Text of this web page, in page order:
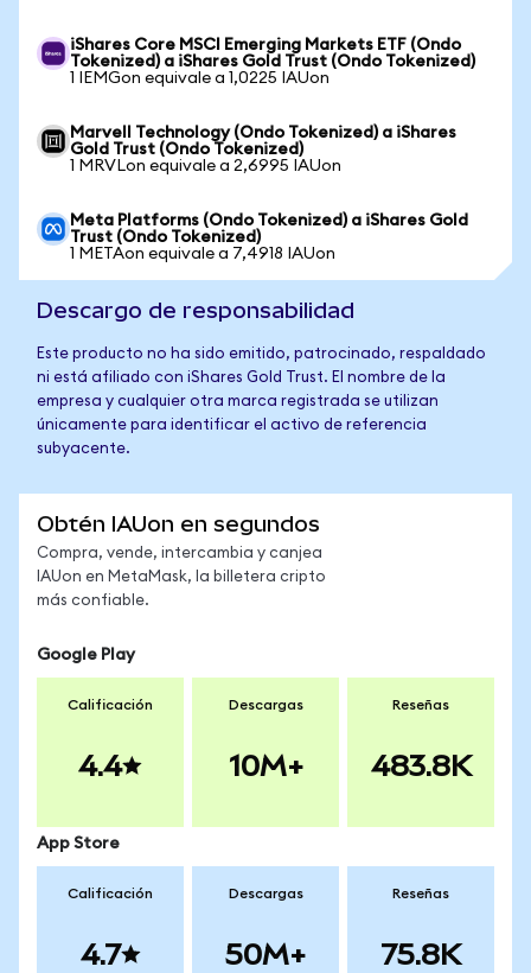
iShares Core MSCI Emerging Markets ETF (Ondo
Tokenized) a iShares Gold Trust (Ondo Tokenized)
1 IEMGon equivale a 1,0225 IAUon
Marvell Technology (Ondo Tokenized) a iShares
Gold Trust (Ondo Tokenized)
1 MRVLon equivale a 2,6995 IAUon
Meta Platforms (Ondo Tokenized) a iShares Gold
Trust (Ondo Tokenized)
1 METAon equivale a 7,4918 IAUon
Descargo de responsabilidad
Este producto no ha sido emitido, patrocinado, respaldado
ni está afiliado con iShares Gold Trust. El nombre de la
empresa y cualquier otra marca registrada se utilizan
únicamente para identificar el activo de referencia
subyacente.
Obtén IAUon en segundos
Compra, vende, intercambia y canjea
IAUon en MetaMask, la billetera cripto
más confiable.
Google Play
Calificación
4.4
Descargas
10M+
Reseñas
483.8K
App Store
Calificación
4.7
Descargas
50M+
Reseñas
75.8K